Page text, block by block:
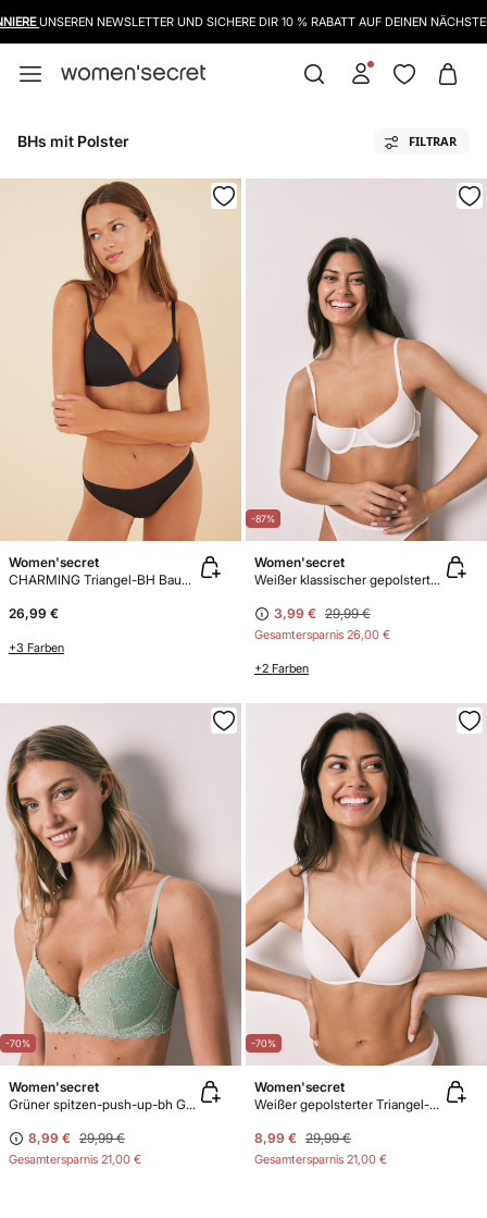
WIR HABEN DIE RÜCKGABEFRIST BIS ZUM 8. JANUAR VERLÄNGERT
BHs mit Polster FILTRAR
Women'secret
CHARMING Triangel-BH Baumwolle Schwarz
26,99 €
+3 Farben
-87%
Women'secret
Weißer klassischer gepolsterter Baumwoll-BH BEAUTIFUL
3,99 € 29,99 €
Gesamtersparnis 26,00 €
+2 Farben
-70%
Women'secret
Grüner spitzen-push-up-bh GORGEOUS
8,99 € 29,99 €
Gesamtersparnis 21,00 €
-70%
Women'secret
Weißer gepolsterter Triangel-BH aus Baumwolle
8,99 € 29,99 €
Gesamtersparnis 21,00 €